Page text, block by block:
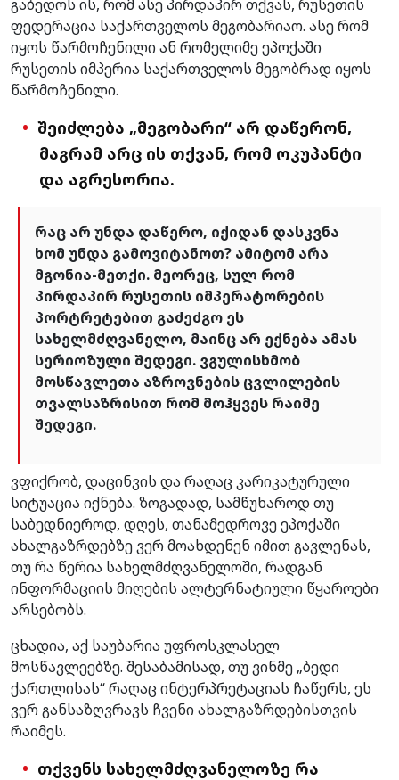
გაბედოს ის, რომ ასე პირდაპირ თქვას, რუსეთის
ფედერაცია საქართველოს მეგობარიაო. ასე რომ
იყოს წარმოჩენილი ან რომელიმე ეპოქაში
რუსეთის იმპერია საქართველოს მეგობრად იყოს
წარმოჩენილი.
შეიძლება „მეგობარი“ არ დაწერონ,
მაგრამ არც ის თქვან, რომ ოკუპანტი
და აგრესორია.
რაც არ უნდა დაწერო, იქიდან დასკვნა
ხომ უნდა გამოვიტანოთ? ამიტომ არა
მგონია-მეთქი. მეორეც, სულ რომ
პირდაპირ რუსეთის იმპერატორების
პორტრეტებით გაძეძგო ეს
სახელმძღვანელო, მაინც არ ექნება ამას
სერიოზული შედეგი. ვგულისხმობ
მოსწავლეთა აზროვნების ცვლილების
თვალსაზრისით რომ მოჰყვეს რაიმე
შედეგი.
ვფიქრობ, დაცინვის და რაღაც კარიკატურული
სიტუაცია იქნება. ზოგადად, სამწუხაროდ თუ
საბედნიეროდ, დღეს, თანამედროვე ეპოქაში
ახალგაზრდებზე ვერ მოახდენენ იმით გავლენას,
თუ რა წერია სახელმძღვანელოში, რადგან
ინფორმაციის მიღების ალტერნატიული წყაროები
არსებობს.
ცხადია, აქ საუბარია უფროსკლასელ
მოსწავლეებზე. შესაბამისად, თუ ვინმე „ბედი
ქართლისას“ რაღაც ინტერპრეტაციას ჩაწერს, ეს
ვერ განსაზღვრავს ჩვენი ახალგაზრდებისთვის
რაიმეს.
თქვენს სახელმძღვანელოზე რა